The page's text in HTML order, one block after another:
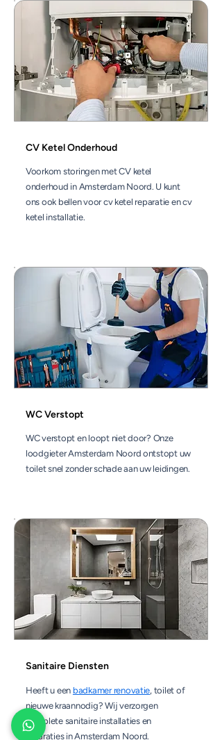
CV Ketel Onderhoud
Voorkom storingen met CV ketel
onderhoud in Amsterdam Noord. U kunt
ons ook bellen voor cv ketel reparatie en cv
ketel installatie.
WC Verstopt
WC verstopt en loopt niet door? Onze
loodgieter Amsterdam Noord ontstopt uw
toilet snel zonder schade aan uw leidingen.
Sanitaire Diensten
Heeft u een badkamer renovatie, toilet of
nieuwe kraannodig? Wij verzorgen
complete sanitaire installaties en
reparaties in Amsterdam Noord.